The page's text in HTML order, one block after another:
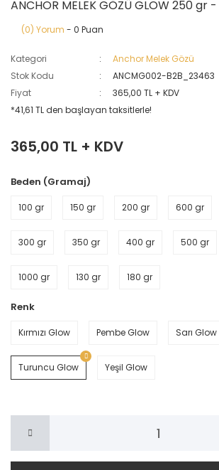
ANCHOR MELEK GÖZÜ GLOW 250 gr
(0) Yorum - 0 Puan
Kategori
Anchor Melek Gözü
Stok Kodu
ANCMG002-B2B_23463
Fiyat
365,00 TL + KDV
*41,61 TL den başlayan taksitlerle!
365,00 TL + KDV
Beden (Gramaj)
100 gr 150 gr 200 gr 600 gr
300 gr 350 gr 400 gr 500 gr
1000 gr 130 gr 180 gr
Renk
Kırmızı Glow Pembe Glow Sarı Glow
Turuncu Glow Yeşil Glow